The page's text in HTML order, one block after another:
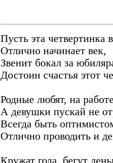
Пусть эта четвертинка
Отлично начинает век,
Звенит бокал за
Достоин счастья этот
Родные любят, на
А девушки пускай не
Всегда быть
Отлично проводить и
Кружат года, бегут